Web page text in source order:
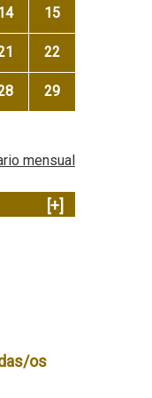
15
22
29
mensual
[+]
os